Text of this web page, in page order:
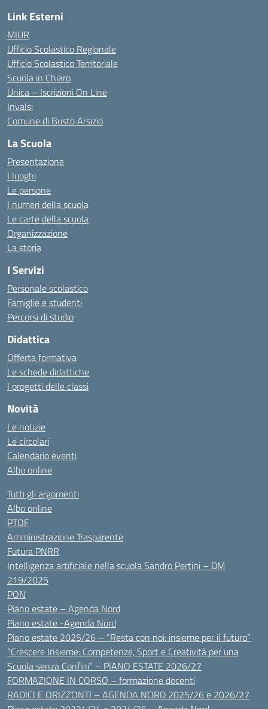
Link Esterni
MIUR
Ufficio Scolastico Regionale
Ufficio Scolastico Territoriale
Scuola in Chiaro
Unica – Iscrizioni On Line
Invalsi
Comune di Busto Arsizio
La Scuola
Presentazione
I luoghi
Le persone
I numeri della scuola
Le carte della scuola
Organizzazione
La storia
I Servizi
Personale scolastico
Famiglie e studenti
Percorsi di studio
Didattica
Offerta formativa
Le schede didattiche
I progetti delle classi
Novità
Le notizie
Le circolari
Calendario eventi
Albo online
Tutti gli argomenti
Albo online
PTOF
Amministrazione Trasparente
Futura PNRR
Intelligenza artificiale nella scuola Sandro Pertini – DM
219/2025
PON
Piano estate – Agenda Nord
Piano estate -Agenda Nord
Piano estate 2025/26 – “Resta con noi: insieme per il futuro”
“Crescere Insieme: Competenze, Sport e Creatività per una
Scuola senza Confini” – PIANO ESTATE 2026/27
FORMAZIONE IN CORSO – formazione docenti
RADICI E ORIZZONTI – AGENDA NORD 2025/26 e 2026/27